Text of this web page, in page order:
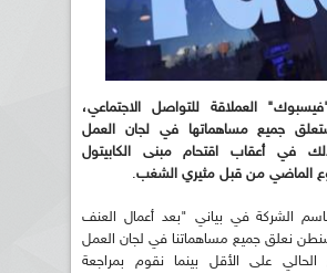
العملاقة للتواصل
الاجتماعي،
ستعلق جميع مساهماتها في لجان العمل
في أعقاب اقتحام مبنى الكابيتول
الماضي من قبل مثيري الشغب.
الشركة في بياني "بعد أعمال العنف
نعلق جميع مساهماتنا في لجان العمل
الحالي على الأقل بينما نقوم بمراجعة